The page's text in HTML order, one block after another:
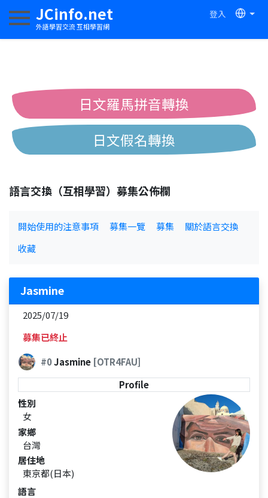
JCinfo.net
外語學習交流 互相學習網
登入
切換導航
日文羅馬拼音轉換
日文假名轉換
語言交換（互相學習）募集公佈欄
開始使用的注意事項 募集一覽 募集
關於語言交換
收藏
Jasmine
2025/07/19
募集已終止
#0Jasmine [OTR4FAU]
Profile
性別
女
家鄉
台灣
居住地
東京都(日本)
語言